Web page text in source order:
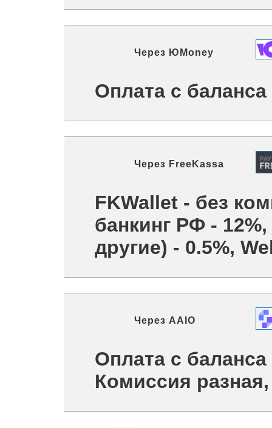
Через ЮMoney
Оплата с
Через FreeKassa
FKWallet - без
банкинг РФ -
другие) - 0.5%,
Через AAIO
Оплата с
Комиссия